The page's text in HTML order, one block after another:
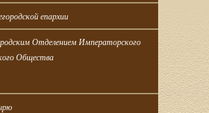
епархии
Отделением Императорского
Общества